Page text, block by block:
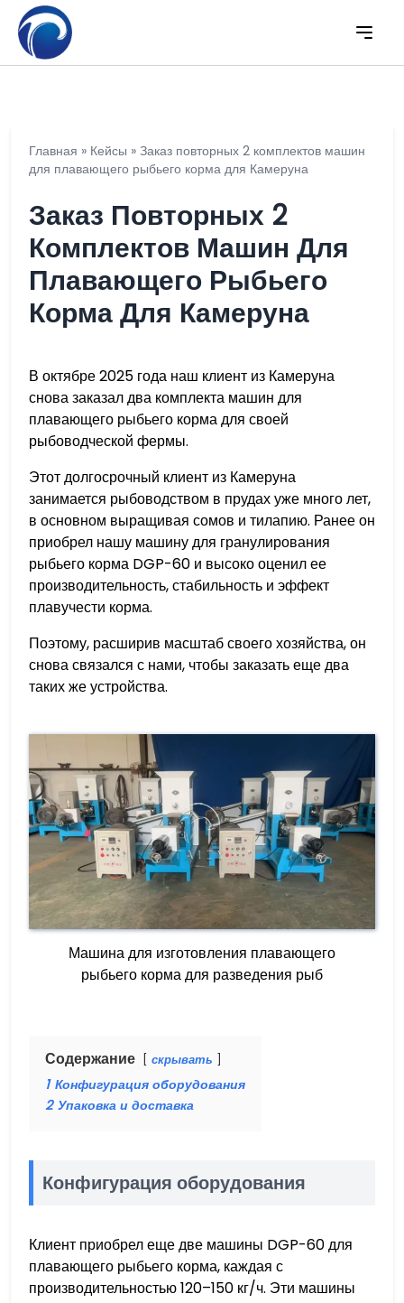
Главная » Кейсы » Заказ повторных 2 комплектов машин
для плавающего рыбьего корма для Камеруна
Заказ Повторных 2
Комплектов Машин Для
Плавающего Рыбьего
Корма Для Камеруна
В октябре 2025 года наш клиент из Камеруна
снова заказал два комплекта машин для
плавающего рыбьего корма для своей
рыбоводческой фермы.
Этот долгосрочный клиент из Камеруна
занимается рыбоводством в прудах уже много лет,
в основном выращивая сомов и тилапию. Ранее он
приобрел нашу машину для гранулирования
рыбьего корма DGP-60 и высоко оценил ее
производительность, стабильность и эффект
плавучести корма.
Поэтому, расширив масштаб своего хозяйства, он
снова связался с нами, чтобы заказать еще два
таких же устройства.
Машина для изготовления плавающего
рыбьего корма для разведения рыб
Содержание скрывать
1 Конфигурация оборудования
2 Упаковка и доставка
Конфигурация оборудования
Клиент приобрел еще две машины DGP-60 для
плавающего рыбьего корма, каждая с
производительностью 120–150 кг/ч. Эти машины